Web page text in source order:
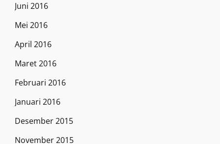
Juni 2016
Mei 2016
April 2016
Maret 2016
Februari 2016
Januari 2016
Desember 2015
November 2015